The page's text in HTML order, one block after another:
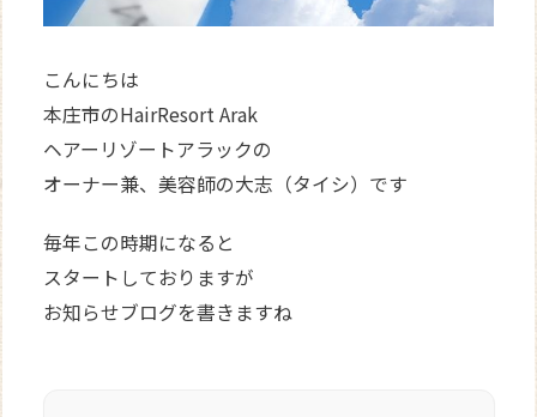
こんにちは
本庄市のHairResort Arak
ヘアーリゾートアラックの
オーナー兼、美容師の大志（タイシ）です
毎年この時期になると
スタートしておりますが
お知らせブログを書きますね